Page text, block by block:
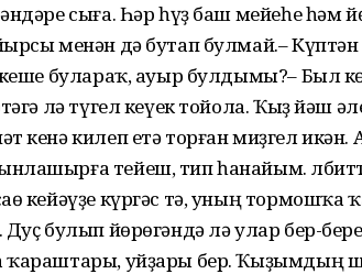
сыға. Һәр һүҙ баш мейеһе һәм
менән дә бутап булмай.– Күптән
булараҡ, ауыр булдымы?– Был
лә түгел кеүек тойола. Ҡыҙ йәш
кенә килеп етә торған миҙгел икән.
тейеш, тип һанайым.
кейәүҙе күргәс тә, уның тормошҡа
Дуҫ булып йөрөгәндә лә улар бер-
уйҙары бер. Ҡыҙымдың